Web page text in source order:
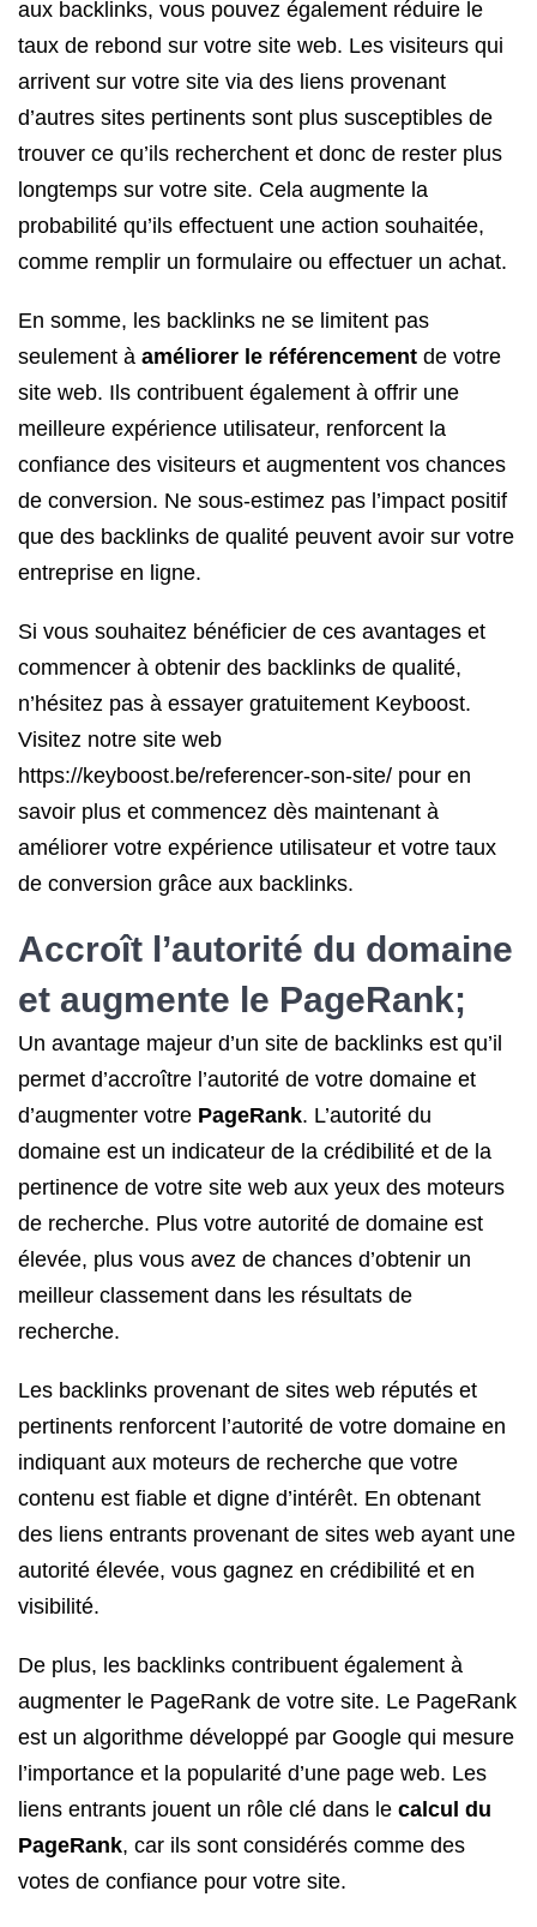
aux backlinks, vous pouvez également réduire le
taux de rebond sur votre site web. Les visiteurs qui
arrivent sur votre site via des liens provenant
d’autres sites pertinents sont plus susceptibles de
trouver ce qu’ils recherchent et donc de rester plus
longtemps sur votre site. Cela augmente la
probabilité qu’ils effectuent une action souhaitée,
comme remplir un formulaire ou effectuer un achat.
En somme, les backlinks ne se limitent pas
seulement à améliorer le référencement de votre
site web. Ils contribuent également à offrir une
meilleure expérience utilisateur, renforcent la
confiance des visiteurs et augmentent vos chances
de conversion. Ne sous-estimez pas l’impact positif
que des backlinks de qualité peuvent avoir sur votre
entreprise en ligne.
Si vous souhaitez bénéficier de ces avantages et
commencer à obtenir des backlinks de qualité,
n’hésitez pas à essayer gratuitement Keyboost.
Visitez notre site web
https://keyboost.be/referencer-son-site/ pour en
savoir plus et commencez dès maintenant à
améliorer votre expérience utilisateur et votre taux
de conversion grâce aux backlinks.
Accroît l’autorité du domaine
et augmente le PageRank;
Un avantage majeur d’un site de backlinks est qu’il
permet d’accroître l’autorité de votre domaine et
d’augmenter votre PageRank. L’autorité du
domaine est un indicateur de la crédibilité et de la
pertinence de votre site web aux yeux des moteurs
de recherche. Plus votre autorité de domaine est
élevée, plus vous avez de chances d’obtenir un
meilleur classement dans les résultats de
recherche.
Les backlinks provenant de sites web réputés et
pertinents renforcent l’autorité de votre domaine en
indiquant aux moteurs de recherche que votre
contenu est fiable et digne d’intérêt. En obtenant
des liens entrants provenant de sites web ayant une
autorité élevée, vous gagnez en crédibilité et en
visibilité.
De plus, les backlinks contribuent également à
augmenter le PageRank de votre site. Le PageRank
est un algorithme développé par Google qui mesure
l’importance et la popularité d’une page web. Les
liens entrants jouent un rôle clé dans le calcul du
PageRank, car ils sont considérés comme des
votes de confiance pour votre site.